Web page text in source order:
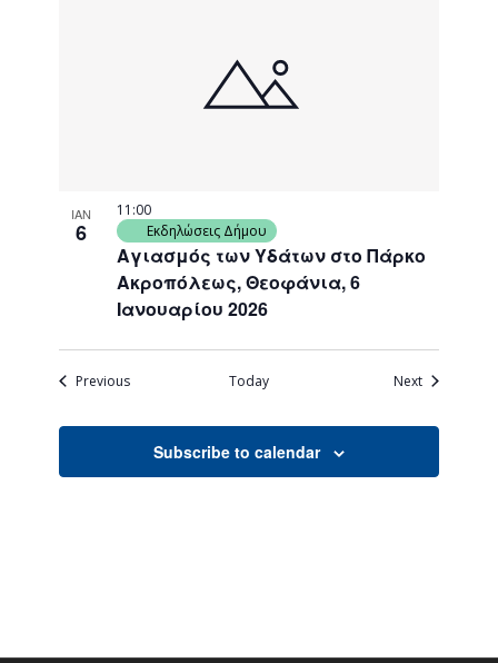
ΙΑΝ
6
Αγιασμός των Υδάτων στο Πάρκο
Ακροπόλεως, Θεοφάνια, 6
Ιανουαρίου 2026
11:00
Εκδηλώσεις Δήμου
PreviousEvents Today NextEvents
Subscribe to calendar